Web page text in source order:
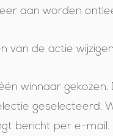
aan worden
van de actie
winnaar gekozen.
geselecteerd.
bericht per e-mail.